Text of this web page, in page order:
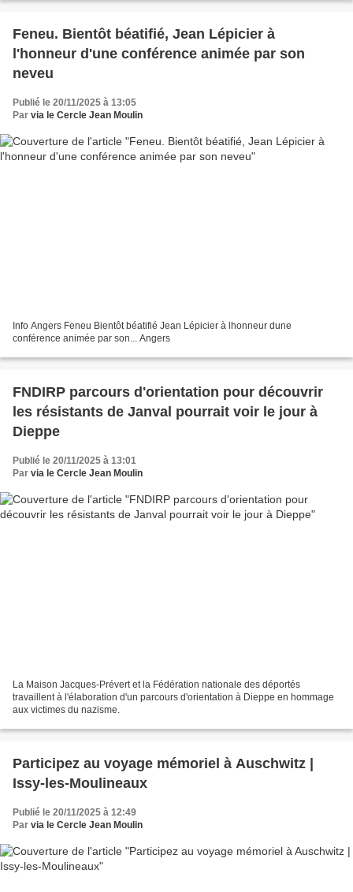
Feneu. Bientôt béatifié, Jean Lépicier à
l'honneur d'une conférence animée par son
neveu
Publié le 20/11/2025 à 13:05
Par via le Cercle Jean Moulin
Info Angers Feneu Bientôt béatifié Jean Lépicier à lhonneur dune
conférence animée par son... Angers
FNDIRP parcours d'orientation pour découvrir
les résistants de Janval pourrait voir le jour à
Dieppe
Publié le 20/11/2025 à 13:01
Par via le Cercle Jean Moulin
La Maison Jacques-Prévert et la Fédération nationale des déportés
travaillent à l'élaboration d'un parcours d'orientation à Dieppe en hommage
aux victimes du nazisme.
Participez au voyage mémoriel à Auschwitz |
Issy-les-Moulineaux
Publié le 20/11/2025 à 12:49
Par via le Cercle Jean Moulin